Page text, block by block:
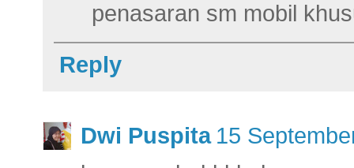
penasaran sm mobil
Reply
Dwi Puspita 15